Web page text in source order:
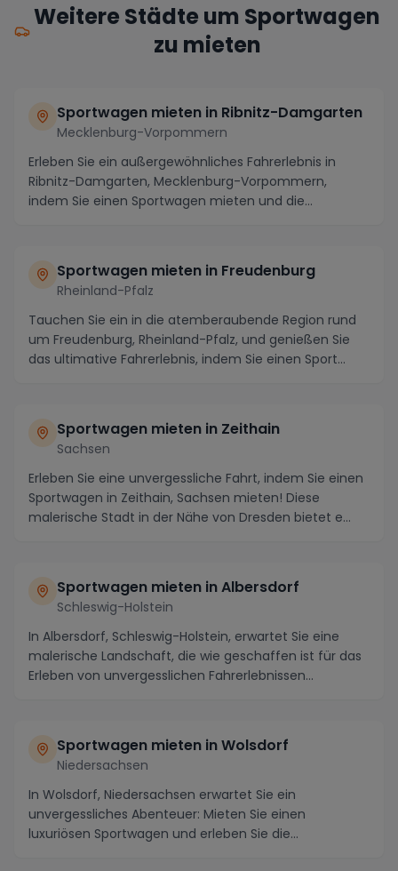
Weitere Städte um Sportwagen
zu mieten
Sportwagen mieten in Ribnitz-Damgarten
Mecklenburg-Vorpommern
Erleben Sie ein außergewöhnliches Fahrerlebnis in
Ribnitz-Damgarten, Mecklenburg-Vorpommern,
indem Sie einen Sportwagen mieten und die
Sportwagen mieten in Freudenburg
Rheinland-Pfalz
Tauchen Sie ein in die atemberaubende Region rund
um Freudenburg, Rheinland-Pfalz, und genießen Sie
das ultimative Fahrerlebnis, indem Sie einen Sport...
Sportwagen mieten in Zeithain
Sachsen
Erleben Sie eine unvergessliche Fahrt, indem Sie einen
Sportwagen in Zeithain, Sachsen mieten! Diese
malerische Stadt in der Nähe von Dresden bietet e...
Sportwagen mieten in Albersdorf
Schleswig-Holstein
In Albersdorf, Schleswig-Holstein, erwartet Sie eine
malerische Landschaft, die wie geschaffen ist für das
Erleben von unvergesslichen Fahrerlebnissen...
Sportwagen mieten in Wolsdorf
Niedersachsen
In Wolsdorf, Niedersachsen erwartet Sie ein
unvergessliches Abenteuer: Mieten Sie einen
luxuriösen Sportwagen und erleben Sie die